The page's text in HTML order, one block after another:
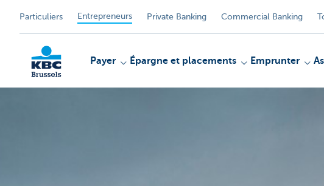
Particuliers Entrepreneurs Private Banking Commercial Banking
Payer Épargne et placements Emprunter